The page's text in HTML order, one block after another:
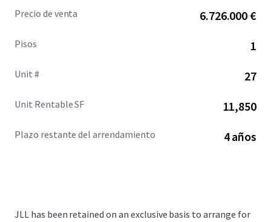
Precio de venta 6.726.000 €
Pisos 1
Unit # 27
Unit Rentable SF 11,850
Plazo restante del arrendamiento 4 años
JLL has been retained on an exclusive basis to arrange for